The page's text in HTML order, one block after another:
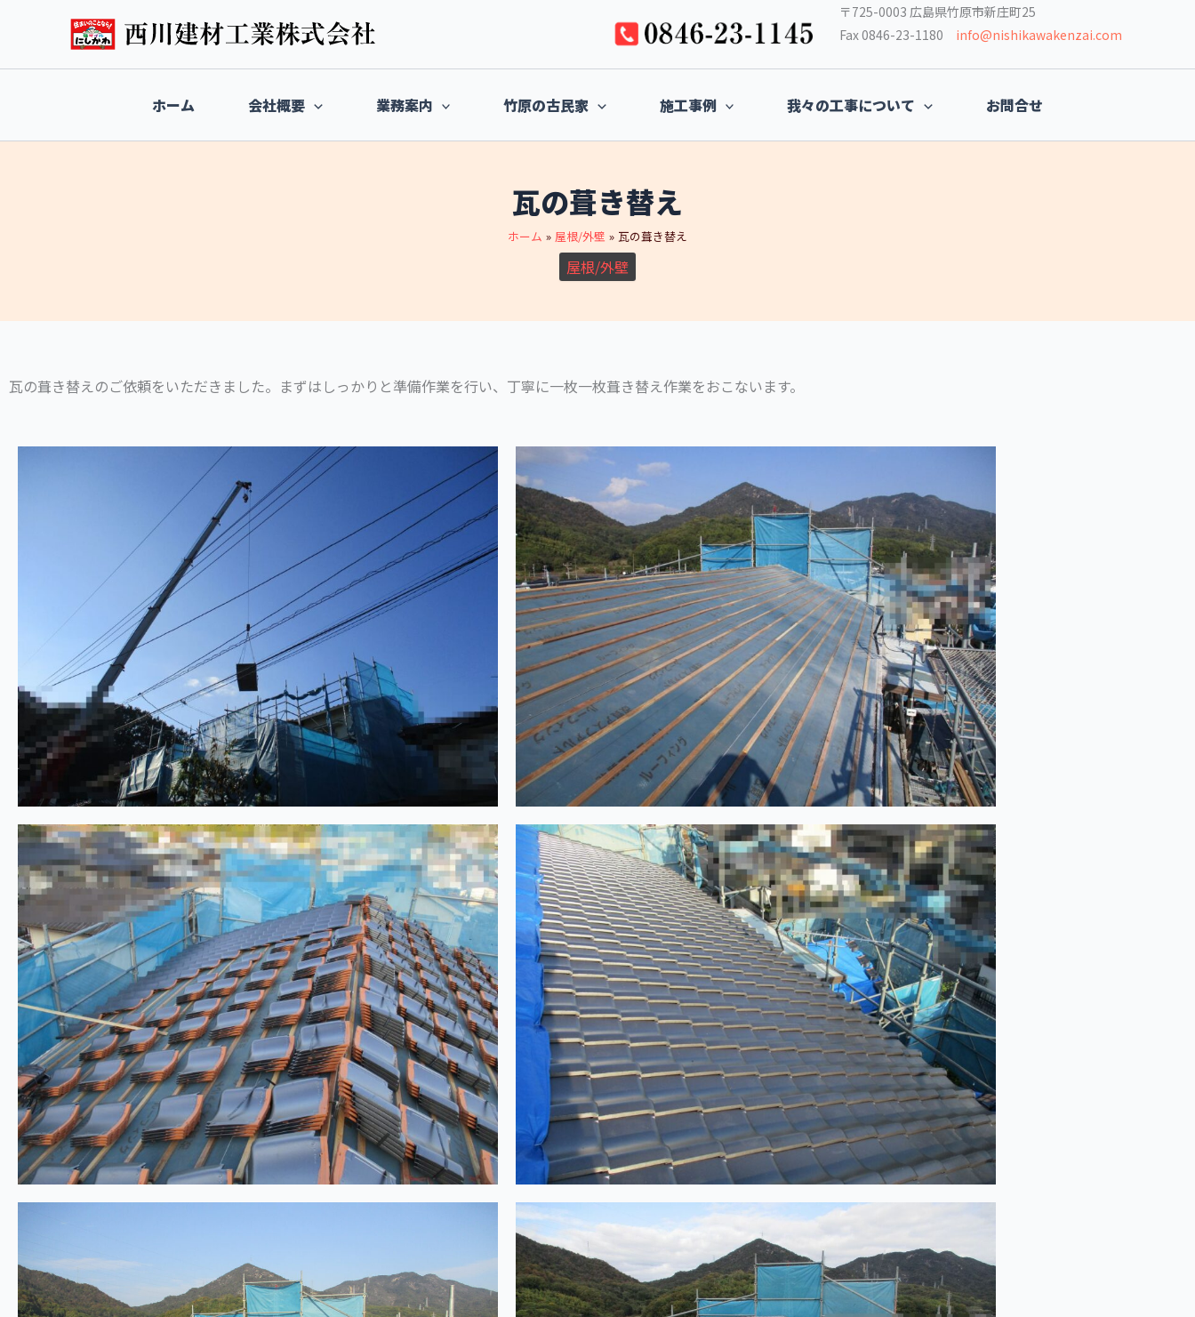
〒725-0003 広島県竹原市新庄町25
Fax 0846-23-1180 info@nishikawakenzai.com
ホーム 会社概要 業務案内 竹原の古民家 施工事例 我々の工事について お問合せ
瓦の葺き替え
ホーム 屋根/外壁 瓦の葺き替え
屋根/外壁
瓦の葺き替えのご依頼をいただきました。まずはしっかりと準備作業を行い、丁寧に一枚一枚葺き替え作業をおこないます。